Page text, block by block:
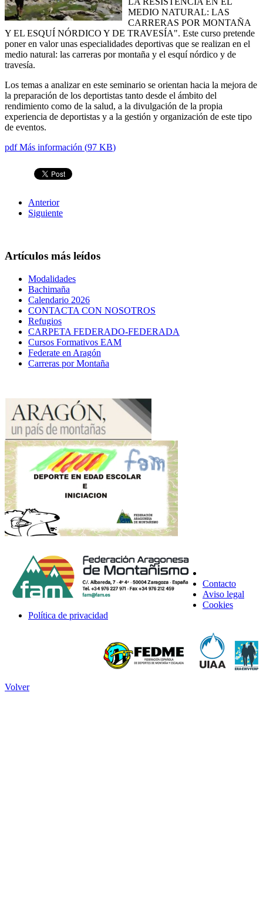
MEDIO NATURAL: LAS
CARRERAS POR MONTAÑA
Y EL ESQUÍ NÓRDICO Y DE TRAVESÍA". Este curso pretende
poner en valor unas especialidades deportivas que se realizan en el
medio natural: las carreras por montaña y el esquí nórdico y de
travesía.
Los temas a analizar en este seminario se orientan hacia la mejora de
la preparación de los deportistas tanto desde el ámbito del
rendimiento como de la salud, a la divulgación de la propia
experiencia de deportistas y a la gestión y organización de este tipo
de eventos.
pdfMás información (97 KB)
Anterior
Siguiente
Artículos más leídos
Modalidades
Bachimaña
Calendario 2026
CONTACTA CON NOSOTROS
Refugios
CARPETA FEDERADO-FEDERADA
Cursos Formativos EAM
Federate en Aragón
Carreras por Montaña
Contacto
Aviso legal
Cookies
Política de privacidad
Volver